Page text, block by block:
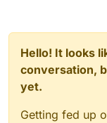
Hello! It looks
conversation,
yet.
Getting fed up